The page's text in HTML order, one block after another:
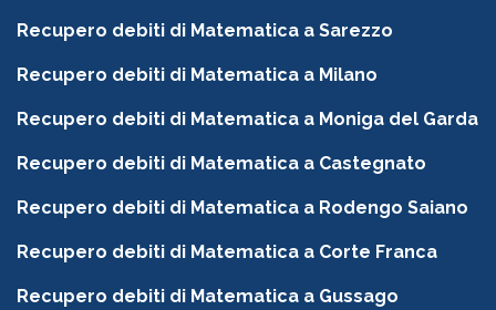
Recupero debiti di Matematica a Sarezzo
Recupero debiti di Matematica a Milano
Recupero debiti di Matematica a Moniga del Garda
Recupero debiti di Matematica a Castegnato
Recupero debiti di Matematica a Rodengo Saiano
Recupero debiti di Matematica a Corte Franca
Recupero debiti di Matematica a Gussago